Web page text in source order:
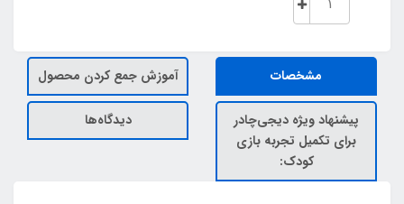
مشخصات آموزش جمع کردن محصول
پیشنهاد ویژه دیجی‌چادر
برای تکمیل تجربه بازی
کودک:
دیدگاه‌ها